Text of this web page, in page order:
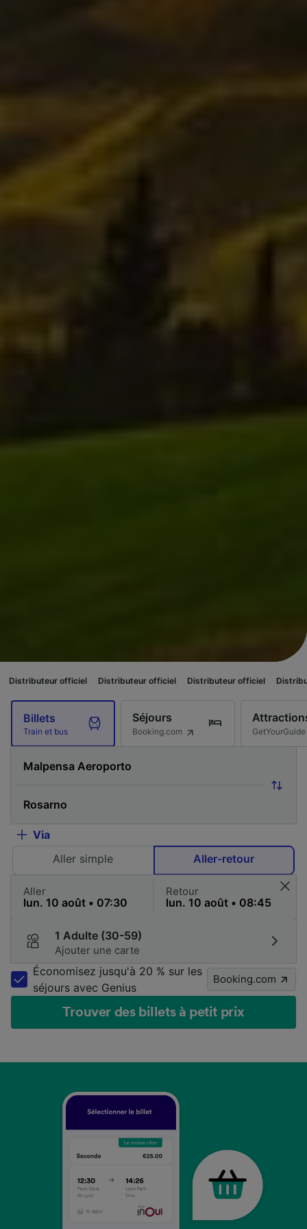
officiel Distributeur officiel Distributeur officiel Distributeur officiel
Billets
Train et bus
Séjours
Booking.com GetYourGuide
Via
Aller simple
Aller-retour
Aller Retour
1 Adulte (30-59)
Ajouter une carte
Économisez jusqu'à 20 % sur les
séjours avec Genius
Booking.com
Trouver des billets à petit prix